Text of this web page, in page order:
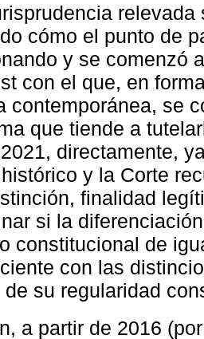
cómo el punto de
y se comenzó
con el que, en
contemporánea, se
que tiende a
directamente,
y la Corte
finalidad
si la
constitucional de
con las
de su regularidad
a partir de 2016